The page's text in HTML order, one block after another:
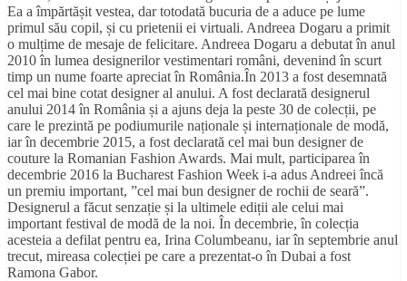
Ea a împărtășit vestea, dar totodată bucuria de a aduce pe lume
primul său copil, și cu prietenii ei virtuali. Andreea Dogaru a primit
o mulțime de mesaje de felicitare. Andreea Dogaru a debutat în anul
2010 în lumea designerilor vestimentari români, devenind în scurt
timp un nume foarte apreciat în România.În 2013 a fost desemnată
cel mai bine cotat designer al anului. A fost declarată designerul
anului 2014 în România și a ajuns deja la peste 30 de colecții, pe
care le prezintă pe podiumurile naționale și internaționale de modă,
iar în decembrie 2015, a fost declarată cel mai bun designer de
couture la Romanian Fashion Awards. Mai mult, participarea în
decembrie 2016 la Bucharest Fashion Week i-a adus Andreei încă
un premiu important, ”cel mai bun designer de rochii de seară”.
Designerul a făcut senzație și la ultimele ediții ale celui mai
important festival de modă de la noi. În decembrie, în colecția
acesteia a defilat pentru ea, Irina Columbeanu, iar în septembrie anul
trecut, mireasa colecției pe care a prezentat-o în Dubai a fost
Ramona Gabor.